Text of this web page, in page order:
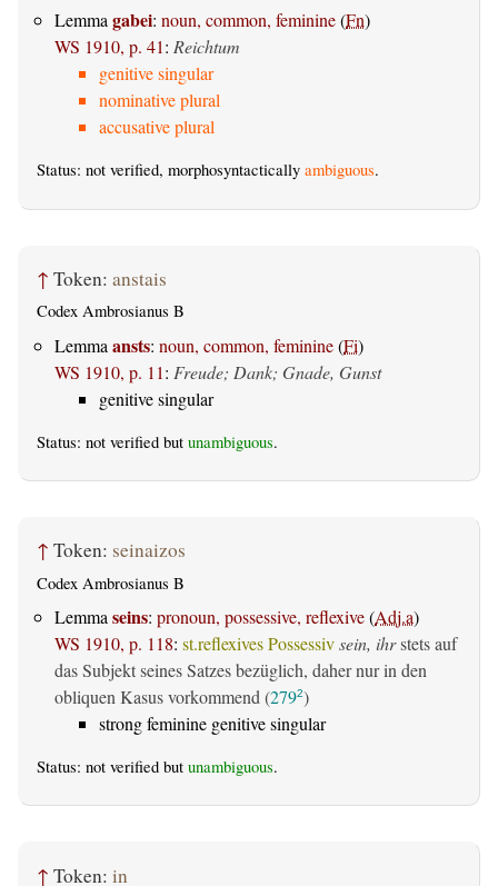
Lemmagabei: noun, common, feminine(Fn)
WS 1910, p. 41: Reichtum
genitive singular
nominative plural
accusative plural
Status: not verified, morphosyntactically ambiguous.
↑ Token: anstais
Codex Ambrosianus B
Lemma ansts: noun, common, feminine(Fi)
WS 1910, p. 11: Freude; Dank; Gnade, Gunst
genitive singular
Status: not verified but unambiguous.
↑ Token: seinaizos
Codex Ambrosianus B
Lemma seins: pronoun, possessive, reflexive(Adj.a)
WS 1910, p. 118: st.reflexives Possessivsein, ihrstets auf
das Subjekt seines Satzes bezüglich, daher nur in den
obliquen Kasus vorkommend (2792)
strong feminine genitive singular
Status: not verified but unambiguous.
↑ Token: in